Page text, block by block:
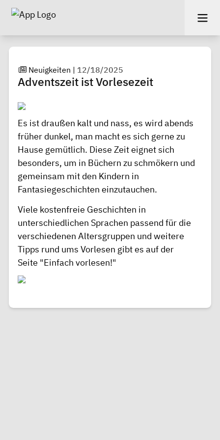
Neuigkeiten | 12/18/2025
Adventszeit ist Vorlesezeit
Es ist draußen kalt und nass, es wird abends
früher dunkel, man macht es sich gerne zu
Hause gemütlich. Diese Zeit eignet sich
besonders, um in Büchern zu schmökern und
gemeinsam mit den Kindern in
Fantasiegeschichten einzutauchen.
Viele kostenfreie Geschichten in
unterschiedlichen Sprachen passend für die
verschiedenen Altersgruppen und weitere
Tipps rund ums Vorlesen gibt es auf der
Seite "Einfach vorlesen!"